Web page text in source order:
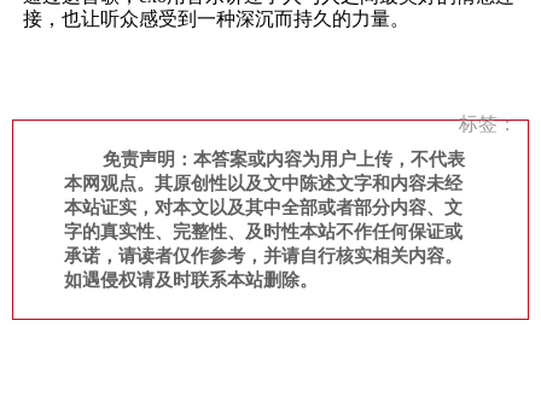
接，也让听众感受到一种深沉而持久的力量。
标签：
免责声明：本答案或内容为用户上传，不代表
本网观点。其原创性以及文中陈述文字和内容未经
本站证实，对本文以及其中全部或者部分内容、文
字的真实性、完整性、及时性本站不作任何保证或
承诺，请读者仅作参考，并请自行核实相关内容。
如遇侵权请及时联系本站删除。